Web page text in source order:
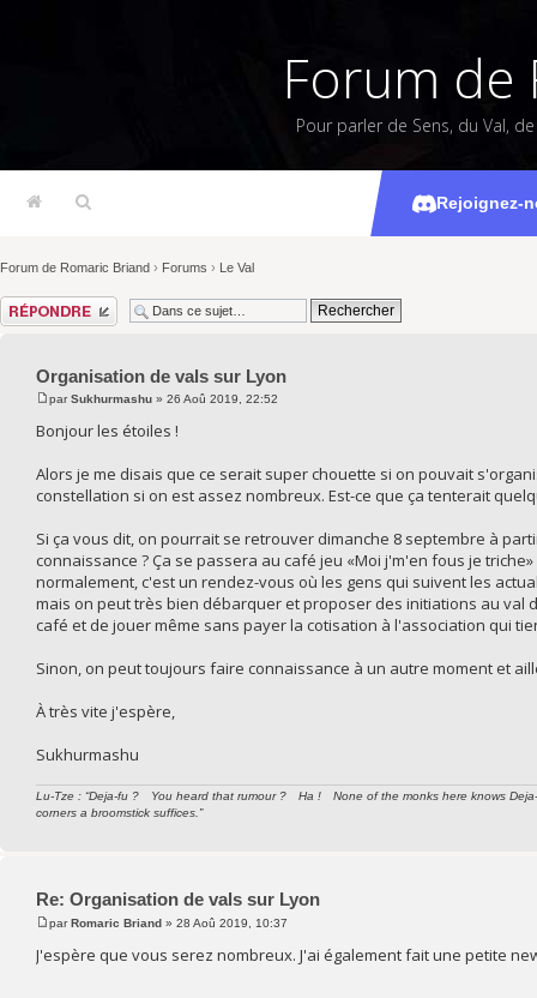
Forum de
Pour parler de Sens, du Val,
Rejoignez-
Forum de Romaric Briand › Forums › Le Val
Répondre
Organisation de vals sur Lyon
parSukhurmashu » 26 Aoû 2019, 22:52
Bonjour les étoiles !
Alors je me disais que ce serait super chouette si on pouvait
constellation si on est assez nombreux. Est-ce que ça tenterait
Si ça vous dit, on pourrait se retrouver dimanche 8 septembre à
connaissance ? Ça se passera au café jeu «Moi j'm'en fous je
normalement, c'est un rendez-vous où les gens qui suivent les
mais on peut très bien débarquer et proposer des initiations au val
café et de jouer même sans payer la cotisation à l'association qui
Sinon, on peut toujours faire connaissance à un autre moment et
À très vite j'espère,
Sukhurmashu
Lu-Tze : “Deja-fu ? You heard that rumour ? Ha ! None of the monks here knows
corners a broomstick suffices.”
Re: Organisation de vals sur Lyon
parRomaric Briand » 28 Aoû 2019, 10:37
J'espère que vous serez nombreux. J'ai également fait une petite